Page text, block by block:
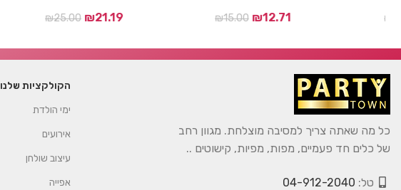
₪15.00 ₪12.71 ₪45.00 ₪38.14
כל מה שאתה צריך למסיבה מוצלחת. מגוון רחב
של כלים חד פעמיים, מפות, מפיות, קישוטים ..
טל: 04-912-2040
הקולקציות שלנו
ימי הולדת
אירועים
עיצוב שולחן
אפייה